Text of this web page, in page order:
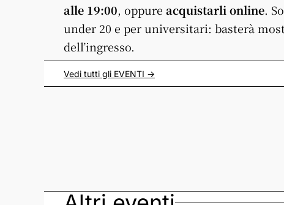
alle 19:00, oppure acquistarli online.
under 20 e per universitari: basterà
dell’ingresso.
Vedi tutti gli EVENTI ->